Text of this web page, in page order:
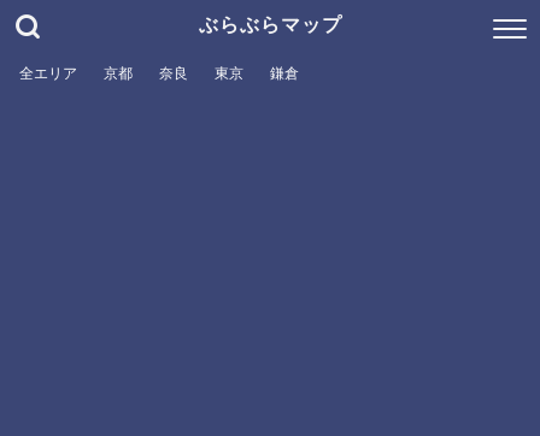
ぶらぶらマップ
全エリア 京都 奈良 東京 鎌倉